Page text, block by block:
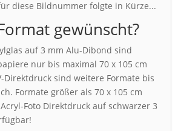
diese Bildnummer folgte in Kürze...
gewünscht?
auf 3 mm Alu-Dibond sind
nur bis maximal 70 x 105 cm
Direktdruck sind weitere Formate bis
Formate größer als 70 x 105 cm
Foto Direktdruck auf schwarzer 3